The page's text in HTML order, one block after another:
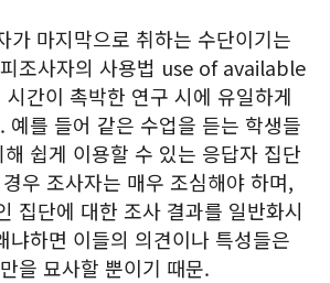
가 마지막으로 취하는 수단이기는
조사자의 사용법 use of available
간이 촉박한 연구 시에 유일하게
예를 들어 같은 수업을 듣는 학생들
쉽게 이용할 수 있는 응답자 집단
우 조사자는 매우 조심해야 하며,
집단에 대한 조사 결과를 일반화시
냐하면 이들의 의견이나 특성들은
을 묘사할 뿐이기 때문.